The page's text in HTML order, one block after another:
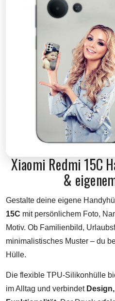
Xiaomi Redmi 15C
&
Gestalte deine eigene
15C mit persönlichem Foto,
Motiv. Ob Familienbild,
minimalistisches Muster – du
Hülle.
Die flexible TPU-Silikonhülle
im Alltag und verbindet